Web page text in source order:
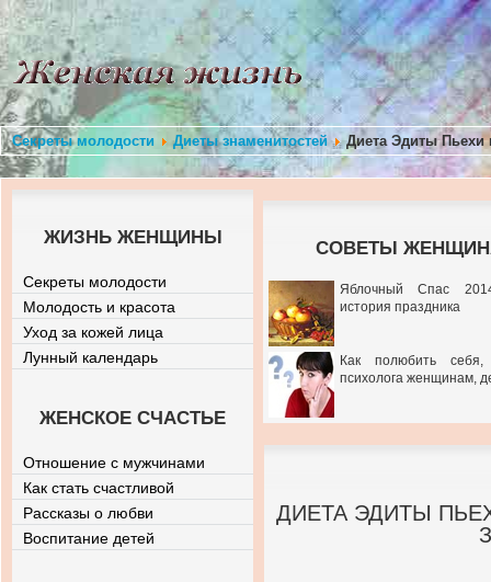
Секреты молодости Диеты знаменитостей Диета Эдиты Пьехи
СОВЕТЫ
Яблочный Спас
история праздника
Как полюбить себя,
психолога женщинам,
ДИЕТА ЭДИТЫ
ЖИЗНЬ ЖЕНЩИНЫ
Секреты молодости
Молодость и красота
Уход за кожей лица
Лунный календарь
ЖЕНСКОЕ СЧАСТЬЕ
Отношение с мужчинами
Как стать счастливой
Рассказы о любви
Воспитание детей